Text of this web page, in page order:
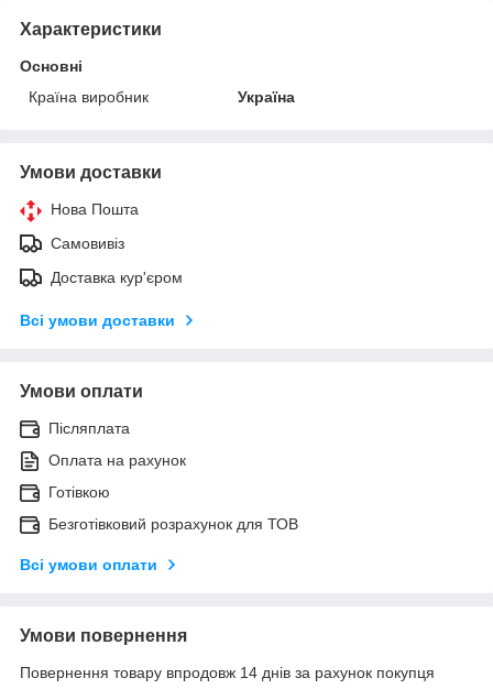
Характеристики
Основні
Країна виробник
Україна
Умови доставки
Нова Пошта
Самовивіз
Доставка кур'єром
Всі умови доставки
Умови оплати
Післяплата
Оплата на рахунок
Готівкою
Безготівковий розрахунок для ТОВ
Всі умови оплати
Умови повернення
Повернення товару впродовж 14 днів за рахунок покупця